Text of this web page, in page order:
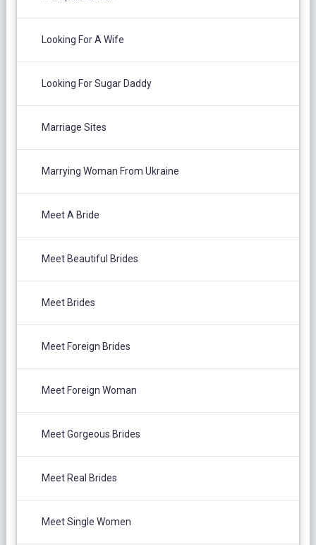
Looking For A Wife
Looking For Sugar Daddy
Marriage Sites
Marrying Woman From Ukraine
Meet A Bride
Meet Beautiful Brides
Meet Brides
Meet Foreign Brides
Meet Foreign Woman
Meet Gorgeous Brides
Meet Real Brides
Meet Single Women